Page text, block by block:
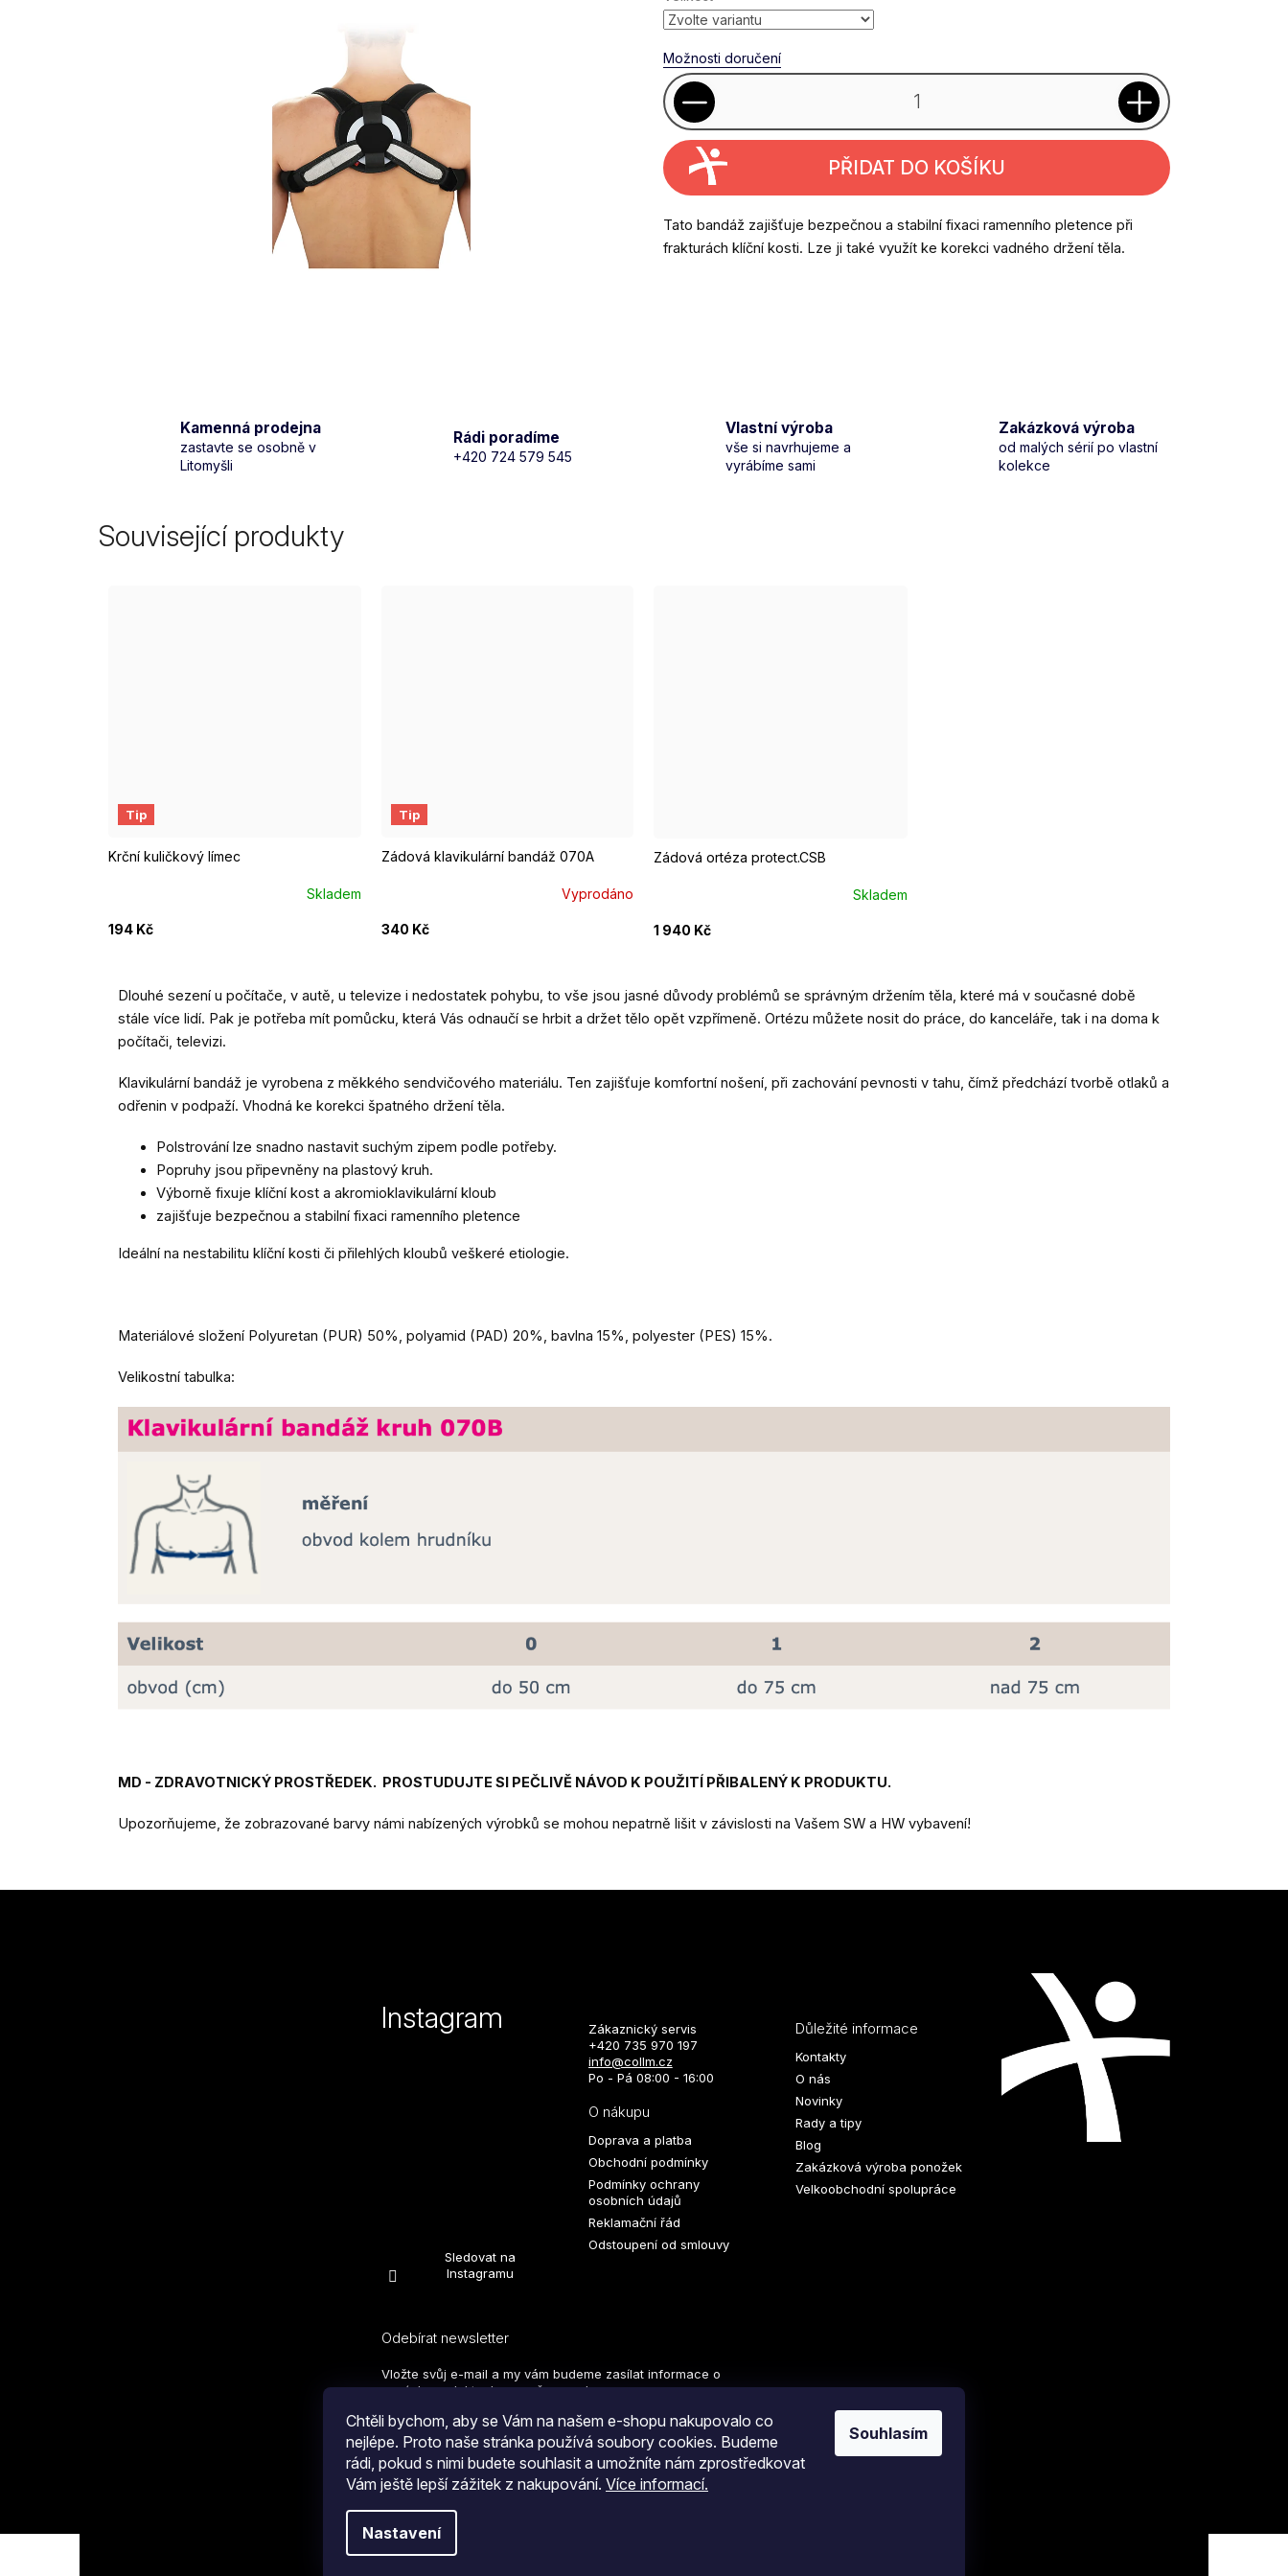
Chtěli bychom, aby se Vám na našem e-shopu nakupovalo co
nejlépe. Proto naše stránka používá soubory cookies. Budeme
rádi, pokud s nimi budete souhlasit a umožníte nám zprostředkovat
Vám ještě lepší zážitek z nakupování. Více informací.
Nastavení
Souhlasím
Možnosti doručení
PŘIDAT DO KOŠÍKU
Tato bandáž zajišťuje bezpečnou a stabilní fixaci ramenního pletence při
frakturách klíční kosti. Lze ji také využít ke korekci vadného držení těla.
Kamenná prodejna
zastavte se osobně v
Litomyšli
Rádi poradíme
+420 724 579 545
Vlastní výroba
vše si navrhujeme a
vyrábíme sami
Zakázková výroba
od malých sérií po vlastní
kolekce
Související produkty
Tip
Krční kuličkový límec
Skladem
194 Kč
Tip
Zádová klavikulární bandáž 070A
Vyprodáno
340 Kč
Zádová ortéza protect.CSB
Skladem
1 940 Kč
Dlouhé sezení u počítače, v autě, u televize i nedostatek pohybu, to vše jsou jasné důvody problémů se správným držením těla, které má v současné době
stále více lidí. Pak je potřeba mít pomůcku, která Vás odnaučí se hrbit a držet tělo opět vzpřímeně. Ortézu můžete nosit do práce, do kanceláře, tak i na doma k
počítači, televizi.
Klavikulární bandáž je vyrobena z měkkého sendvičového materiálu. Ten zajišťuje komfortní nošení, při zachování pevnosti v tahu, čímž předchází tvorbě otlaků a
odřenin v podpaží. Vhodná ke korekci špatného držení těla.
Polstrování lze snadno nastavit suchým zipem podle potřeby.
Popruhy jsou připevněny na plastový kruh.
Výborně fixuje klíční kost a akromioklavikulární kloub
zajišťuje bezpečnou a stabilní fixaci ramenního pletence
Ideální na nestabilitu klíční kosti či přilehlých kloubů veškeré etiologie.
Materiálové složení Polyuretan (PUR) 50%, polyamid (PAD) 20%, bavlna 15%, polyester (PES) 15%.
Velikostní tabulka:
MD - ZDRAVOTNICKÝ PROSTŘEDEK. PROSTUDUJTE SI PEČLIVĚ NÁVOD K POUŽITÍ PŘIBALENÝ K PRODUKTU.
Upozorňujeme, že zobrazované barvy námi nabízených výrobků se mohou nepatrně lišit v závislosti na Vašem SW a HW vybavení!
Instagram
Sledovat na
Instagramu
Zákaznický servis
+420 735 970 197
info@collm.cz
Po - Pá 08:00 - 16:00
O nákupu
Doprava a platba
Obchodní podmínky
Podmínky ochrany
osobních údajů
Reklamační řád
Odstoupení od smlouvy
Důležité informace
Kontakty
O nás
Novinky
Rady a tipy
Blog
Zakázková výroba ponožek
Velkoobchodní spolupráce
Odebírat newsletter
Vložte svůj e-mail a my vám budeme zasílat informace o
nových produktech na našem e-shopu.
E-mail
sobchodními podmínkami
osobních údajů.
PŘIHLÁSIT SE
. Všechna práva vyhrazena.Upravit nastavení cookies